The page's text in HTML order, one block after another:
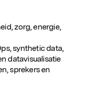
zorg, energie,
synthetic data,
datavisualisatie
sprekers en